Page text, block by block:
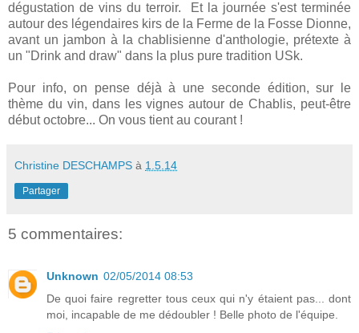
dégustation de vins du terroir. Et la journée s'est terminée
autour des légendaires kirs de la Ferme de la Fosse Dionne,
avant un jambon à la chablisienne d'anthologie, prétexte à
un "Drink and draw" dans la plus pure tradition USk.
Pour info, on pense déjà à une seconde édition, sur le
thème du vin, dans les vignes autour de Chablis, peut-être
début octobre... On vous tient au courant !
Christine DESCHAMPS à 1.5.14
Partager
5 commentaires:
Unknown 02/05/2014 08:53
De quoi faire regretter tous ceux qui n'y étaient pas... dont
moi, incapable de me dédoubler ! Belle photo de l'équipe.